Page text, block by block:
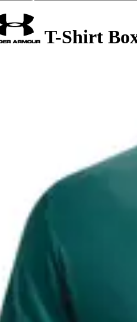
T-Shirt